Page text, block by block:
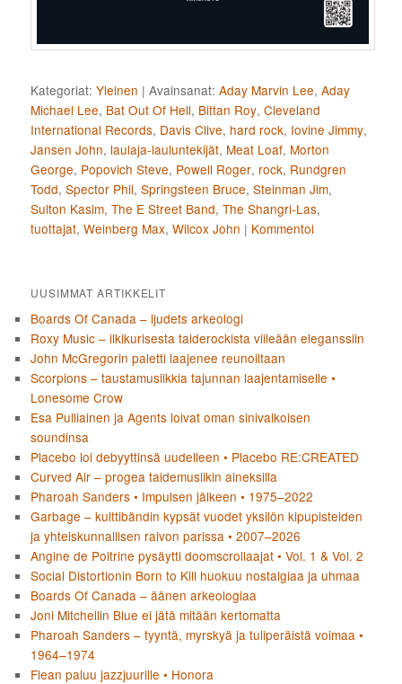
Kategoriat: Yleinen |Avainsanat: Aday Marvin Lee,Aday
Michael Lee, Bat Out Of Hell, Bittan Roy,Cleveland
International Records, Davis Clive, hard rock, Iovine Jimmy,
Jansen John, laulaja-lauluntekijät, Meat Loaf, Morton
George, Popovich Steve, Powell Roger, rock, Rundgren
Todd,Spector Phil,Springsteen Bruce,Steinman Jim,
Sulton Kasim,The E Street Band,The Shangri-Las,
tuottajat,Weinberg Max,Wilcox John | Kommentoi
UUSIMMAT ARTIKKELIT
Boards Of Canada – ljudets arkeologi
Roxy Music – ilkikurisesta taiderockista viileään eleganssiin
John McGregorin paletti laajenee reunoiltaan
Scorpions – taustamusiikkia tajunnan laajentamiselle •
Lonesome Crow
Esa Pulliainen ja Agents loivat oman sinivalkoisen
soundinsa
Placebo loi debyyttinsä uudelleen • Placebo RE:CREATED
Curved Air – progea taidemusiikin aineksilla
Pharoah Sanders • Impulsen jälkeen • 1975–2022
Garbage – kulttibändin kypsät vuodet yksilön kipupisteiden
ja yhteiskunnallisen raivon parissa • 2007–2026
Angine de Poitrine pysäytti doomscrollaajat • Vol. 1 & Vol. 2
Social Distortionin Born to Kill huokuu nostalgiaa ja uhmaa
Boards Of Canada – äänen arkeologiaa
Joni Mitchellin Blue ei jätä mitään kertomatta
Pharoah Sanders – tyyntä, myrskyä ja tuliperäistä voimaa •
1964–1974
Flean paluu jazzjuurille • Honora